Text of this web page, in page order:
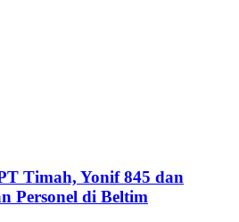
Timah, Yonif 845 dan
Personel di Beltim